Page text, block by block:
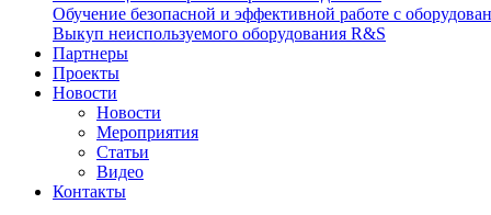
Обучение безопасной и эффективной работе с
Выкуп неиспользуемого оборудования R&S
Партнеры
Проекты
Новости
Новости
Мероприятия
Статьи
Видео
Контакты